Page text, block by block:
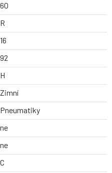
60
R
16
92
H
Zimní
Pneumatiky
ne
ne
C